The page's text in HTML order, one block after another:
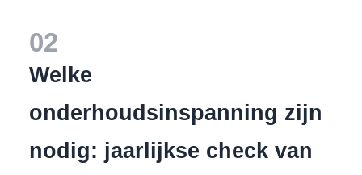
02
Welke
onderhoudsinspanning zijn
nodig: jaarlijkse check van